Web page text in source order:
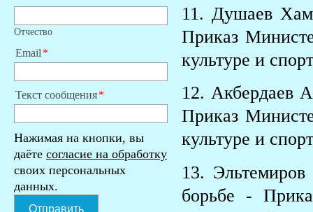
Отчество
Email
Текст сообщения
Нажимая на кнопки, вы
даёте согласие на обработку
своих персональных
данных.
Отправить
11. Душаев
Приказ
культуре и
12. Акбердаев
Приказ
культуре и
13.
борьбе -